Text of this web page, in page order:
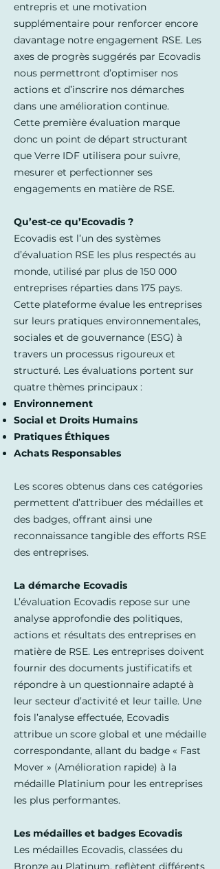
entrepris et une motivation
supplémentaire pour renforcer encore
davantage notre engagement RSE. Les
axes de progrès suggérés par Ecovadis
nous permettront d’optimiser nos
actions et d’inscrire nos démarches
dans une amélioration continue.
Cette première évaluation marque
donc un point de départ structurant
que Verre IDF utilisera pour suivre,
mesurer et perfectionner ses
engagements en matière de RSE.
Qu’est-ce qu’Ecovadis ?
Ecovadis est l’un des systèmes
d’évaluation RSE les plus respectés au
monde, utilisé par plus de 150 000
entreprises réparties dans 175 pays.
Cette plateforme évalue les entreprises
sur leurs pratiques environnementales,
sociales et de gouvernance (ESG) à
travers un processus rigoureux et
structuré. Les évaluations portent sur
quatre thèmes principaux :
Environnement
Social et Droits Humains
Pratiques Éthiques
Achats Responsables
Les scores obtenus dans ces catégories
permettent d’attribuer des médailles et
des badges, offrant ainsi une
reconnaissance tangible des efforts RSE
des entreprises.
La démarche Ecovadis
L’évaluation Ecovadis repose sur une
analyse approfondie des politiques,
actions et résultats des entreprises en
matière de RSE. Les entreprises doivent
fournir des documents justificatifs et
répondre à un questionnaire adapté à
leur secteur d’activité et leur taille. Une
fois l’analyse effectuée, Ecovadis
attribue un score global et une médaille
correspondante, allant du badge « Fast
Mover » (Amélioration rapide) à la
médaille Platinium pour les entreprises
les plus performantes.
Les médailles et badges Ecovadis
Les médailles Ecovadis, classées du
Bronze au Platinum, reflètent différents